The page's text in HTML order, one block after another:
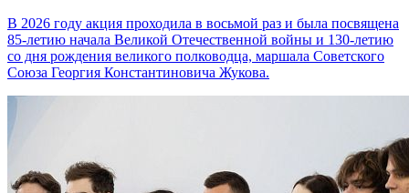
В 2026 году акция проходила в восьмой раз и была посвящена
85-летию начала Великой Отечественной войны и 130-летию
со дня рождения великого полководца, маршала Советского
Союза Георгия Константиновича Жукова.